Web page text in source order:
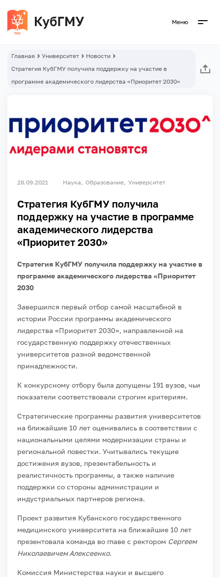
Меню
Главная Университет
Новости
Стратегия КубГМУ получила поддержку на участие в
программе академического лидерства «Приоритет 2030»
28.09.2021 Наука Образование Университет
Стратегия КубГМУ получила
поддержку на участие в программе
академического лидерства
«Приоритет 2030»
Стратегия КубГМУ получила поддержку на участие в
программе академического лидерства «Приоритет
2030
Завершился первый отбор самой масштабной в
истории России программы академического
лидерства «Приоритет 2030», направленной на
государственную поддержку отечественных
университетов разной ведомственной
принадлежности.
К конкурсному отбору была допущены 191 вузов, чьи
показатели соответствовали строгим критериям.
Стратегические программы развития университетов
на ближайшие 10 лет оценивались в соответствии с
национальными целями модернизации страны и
региональной повестки. Учитывались текущие
достижения вузов, презентабельность и
реалистичность программы, а также наличие
поддержки со стороны администрации и
индустриальных партнеров региона.
Проект развития Кубанского государственного
медицинского университета на ближайшие 10 лет
презентовала команда во главе с ректором Сергеем
Николаевичем Алексеенко.
Комиссия Министерства науки и высшего